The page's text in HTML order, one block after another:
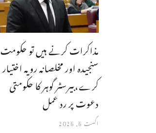
مذاکرات کرنے ہیں تو حکومت
سنجیدہ اور مخلصانہ رویہ اختیار
کرے،بیرسٹر گوہر کا حکومتی
دعوت پر رد عمل
اگست 6, 2026